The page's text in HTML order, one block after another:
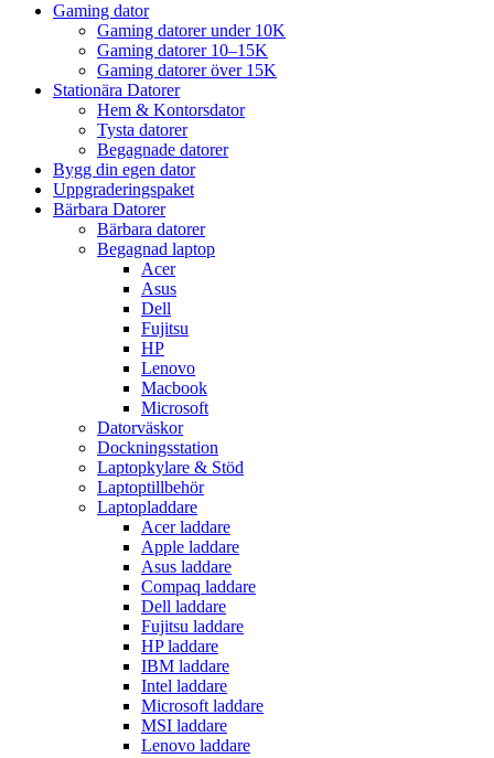
Gaming dator
Gaming datorer under 10K
Gaming datorer 10–15K
Gaming datorer över 15K
Stationära Datorer
Hem & Kontorsdator
Tysta datorer
Begagnade datorer
Bygg din egen dator
Uppgraderingspaket
Bärbara Datorer
Bärbara datorer
Begagnad laptop
Acer
Asus
Dell
Fujitsu
HP
Lenovo
Macbook
Microsoft
Datorväskor
Dockningsstation
Laptopkylare & Stöd
Laptoptillbehör
Laptopladdare
Acer laddare
Apple laddare
Asus laddare
Compaq laddare
Dell laddare
Fujitsu laddare
HP laddare
IBM laddare
Intel laddare
Microsoft laddare
MSI laddare
Lenovo laddare